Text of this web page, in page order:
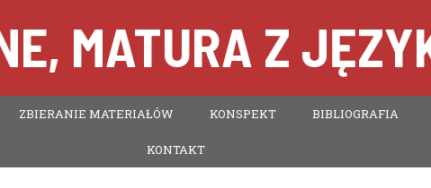
MATURA Z
ZBIERANIE MATERIAŁÓW KONSPEKT BIBLIOGRAFIA
KONTAKT